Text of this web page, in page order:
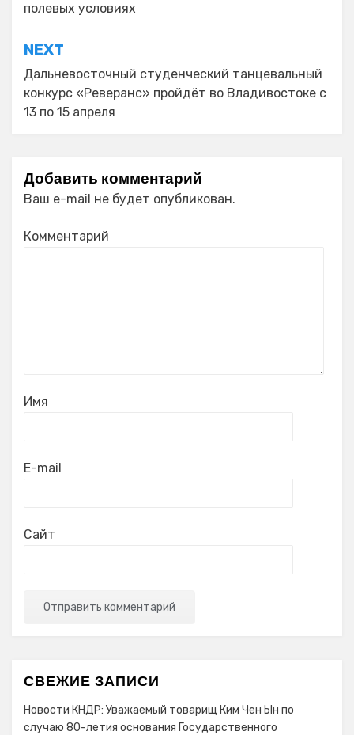
полевых условиях
NEXT
Дальневосточный студенческий танцевальный
конкурс «Реверанс» пройдёт во Владивостоке с
13 по 15 апреля
Добавить комментарий
Ваш e-mail не будет опубликован.
Комментарий
Имя
E-mail
Сайт
СВЕЖИЕ ЗАПИСИ
Новости КНДР: Уважаемый товарищ Ким Чен Ын по
случаю 80-летия основания Государственного